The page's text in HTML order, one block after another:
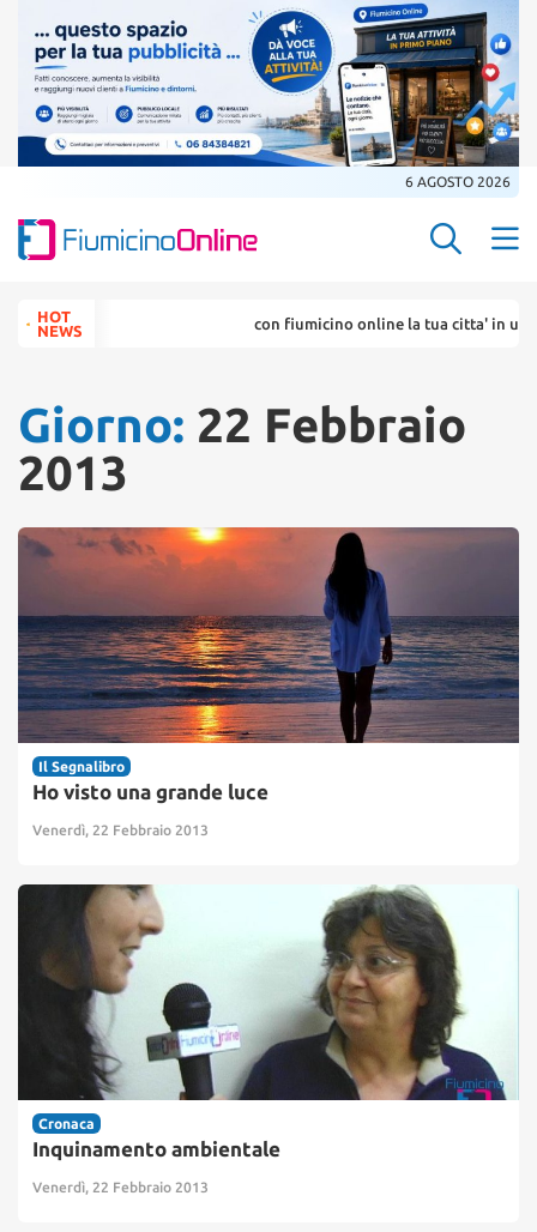
6 AGOSTO 2026
Search
for:HOT
NEWS
con fiumicino online la tua citta' in un ... click
Giorno: 22 Febbraio
2013
Il Segnalibro
Ho visto una grande luce
Venerdì, 22 Febbraio 2013
Cronaca
Inquinamento ambientale
Venerdì, 22 Febbraio 2013